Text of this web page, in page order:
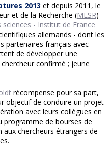
2013 et depuis 2011, le
et de la Recherche (MESR)
sciences - Institut de France
allemands - dont les
partenaires français avec
de développer une
confirmé ; jeune
récompense pour sa part,
objectif de conduire un projet
avec leurs collègues en
programme de bourses de
chercheurs étrangers de